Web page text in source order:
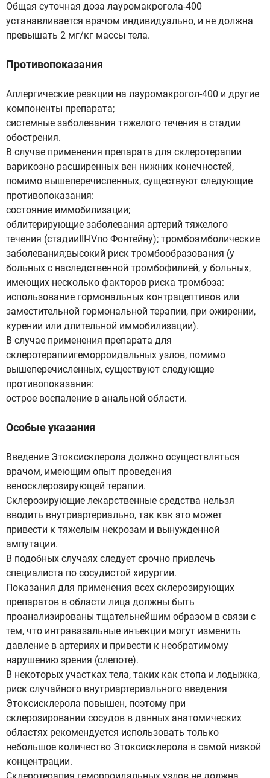
Общая суточная доза лауромакрогола-400
устанавливается врачом индивидуально, и не должна
превышать 2 мг/кг массы тела.
Противопоказания
Аллергические реакции на лауромакрогол-400 и другие
компоненты препарата;
системные заболевания тяжелого течения в стадии
обострения.
В случае применения препарата для склеротерапии
варикозно расширенных вен нижних конечностей,
помимо вышеперечисленных, существуют следующие
противопоказания:
состояние иммобилизации;
облитерирующие заболевания артерий тяжелого
течения (стадииIII-IVпо Фонтейну); тромбоэмболические
заболевания;высокий риск тромбообразования (у
больных с наследственной тромбофилией, у больных,
имеющих несколько факторов риска тромбоза:
использование гормональных контрацептивов или
заместительной гормональной терапии, при ожирении,
курении или длительной иммобилизации).
В случае применения препарата для
склеротерапиигеморроидальных узлов, помимо
вышеперечисленных, существуют следующие
противопоказания:
острое воспаление в анальной области.
Особые указания
Введение Этоксисклерола должно осуществляться
врачом, имеющим опыт проведения
веносклерозирующей терапии.
Склерозирующие лекарственные средства нельзя
вводить внутриартериально, так как это может
привести к тяжелым некрозам и вынужденной
ампутации.
В подобных случаях следует срочно привлечь
специалиста по сосудистой хирургии.
Показания для применения всех склерозирующих
препаратов в области лица должны быть
проанализированы тщательнейшим образом в связи с
тем, что интравазальные инъекции могут изменить
давление в артериях и привести к необратимому
нарушению зрения (слепоте).
В некоторых участках тела, таких как стопа и лодыжка,
риск случайного внутриартериального введения
Этоксисклерола повышен, поэтому при
склерозировании сосудов в данных анатомических
областях рекомендуется использовать только
небольшое количество Этоксисклерола в самой низкой
концентрации.